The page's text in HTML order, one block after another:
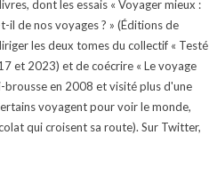
dont les essais « Voyager mieux :
il de nos voyages ? » (Éditions de
les deux tomes du collectif « Testé
et 2023) et de coécrire « Le voyage
brousse en 2008 et visité plus d'une
voyagent pour voir le monde,
qui croisent sa route). Sur Twitter,